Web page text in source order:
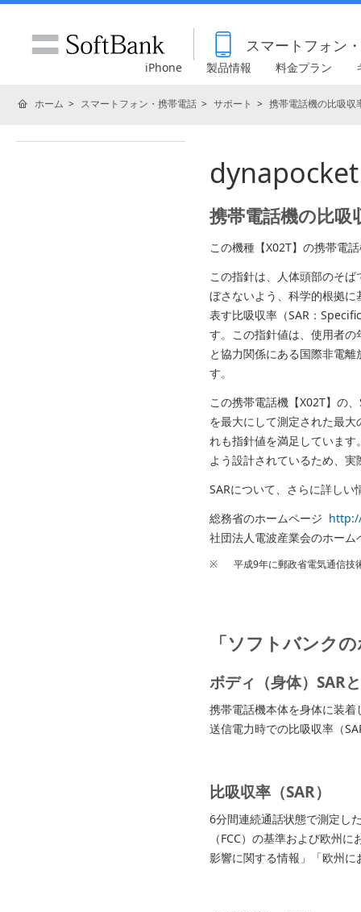
スマートフォン
iPhone 製品情報 料金プラン
ホーム スマートフォン・携帯電話 サポート 携帯電話機の比吸収
dynapocket
携帯電話機の比
この機種【X02T】の携帯電
この指針は、人体頭部のそ
ぼさないよう、科学的根拠
表す比吸収率（SAR：
す。この指針値は、使用者
と協力関係にある国際非電
す。
この携帯電話機【X02T】の
を最大にして測定された最
れも指針値を満足していま
よう設計されているため、
SARについて、さらに詳し
総務省のホームページ
社団法人電波産業会のホー
※ 平成9年に郵政省電気通信技
「ソフトバンク
ボディ（身体）SAR
携帯電話機本体を身体に装
送信電力時での比吸収率（
比吸収率（SAR）
6分間連続通話状態で測定し
（FCC）の基準および欧州
影響に関する情報」「欧州